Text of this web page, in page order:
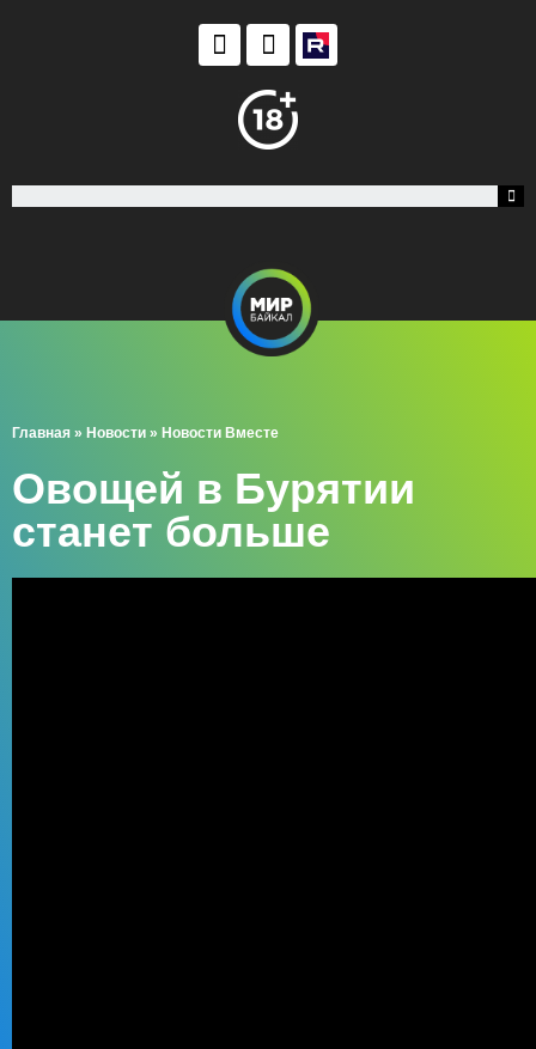
Главная » Новости » Новости Вместе
Овощей в Бурятии
станет больше